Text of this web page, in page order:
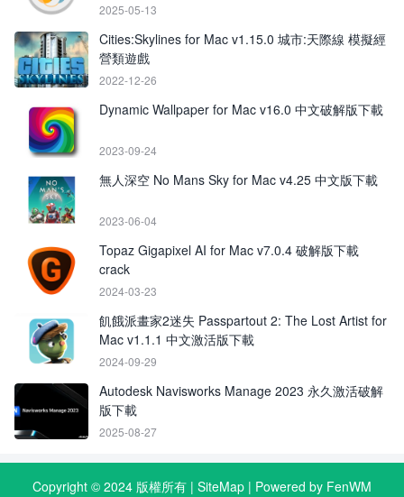
2025-05-13
Cities:Skylines for Mac v1.15.0 城市:天際線 模擬經
營類遊戲
2022-12-26
Dynamic Wallpaper for Mac v16.0 中文破解版下載
2023-09-24
無人深空 No Mans Sky for Mac v4.25 中文版下載
2023-06-04
Topaz Gigapixel AI for Mac v7.0.4 破解版下載
crack
2024-03-23
飢餓派畫家2迷失 Passpartout 2: The Lost Artist for
Mac v1.1.1 中文激活版下載
2024-09-29
Autodesk Navisworks Manage 2023 永久激活破解
版下載
2025-08-27
Copyright © 2024 版權所有 | SiteMap | Powered by FenWM